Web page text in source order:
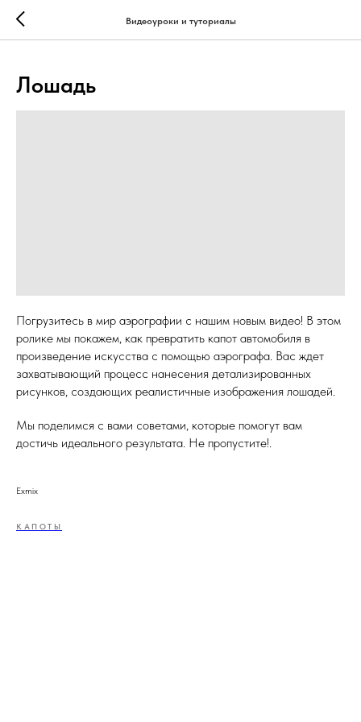
Видеоуроки и туториалы
Лошадь
Погрузитесь в мир аэрографии с нашим новым видео! В этом
ролике мы покажем, как превратить капот автомобиля в
произведение искусства с помощью аэрографа. Вас ждет
захватывающий процесс нанесения детализированных
рисунков, создающих реалистичные изображения лошадей.
Мы поделимся с вами советами, которые помогут вам
достичь идеального результата. Не пропустите!.
Exmix
КАПОТЫ